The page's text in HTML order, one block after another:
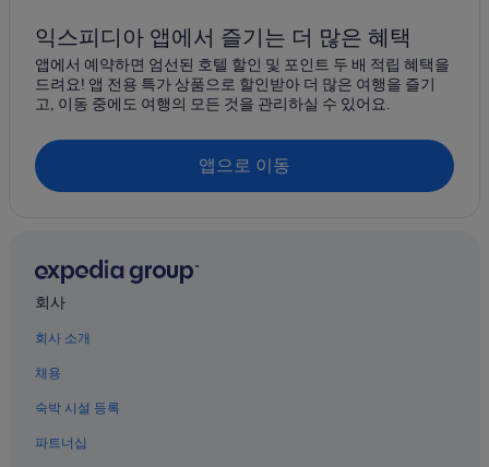
익스피디아 앱에서 즐기는 더 많은 혜택
앱에서 예약하면 엄선된 호텔 할인 및 포인트 두 배 적립 혜택을
드려요! 앱 전용 특가 상품으로 할인받아 더 많은 여행을 즐기
고, 이동 중에도 여행의 모든 것을 관리하실 수 있어요.
앱으로 이동
회사
회사 소개
채용
숙박 시설 등록
파트너십